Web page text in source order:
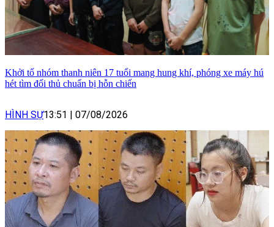
Khởi tố nhóm thanh niên 17 tuổi mang hung khí, phóng xe máy hú
hét tìm đối thủ chuẩn bị hỗn chiến
HÌNH SỰ13:51 | 07/08/2026